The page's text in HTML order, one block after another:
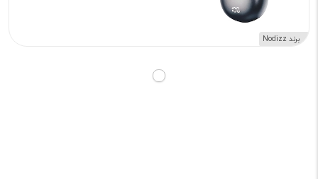
برند Nodizz